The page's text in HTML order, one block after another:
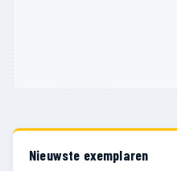
Nieuwste exemplaren